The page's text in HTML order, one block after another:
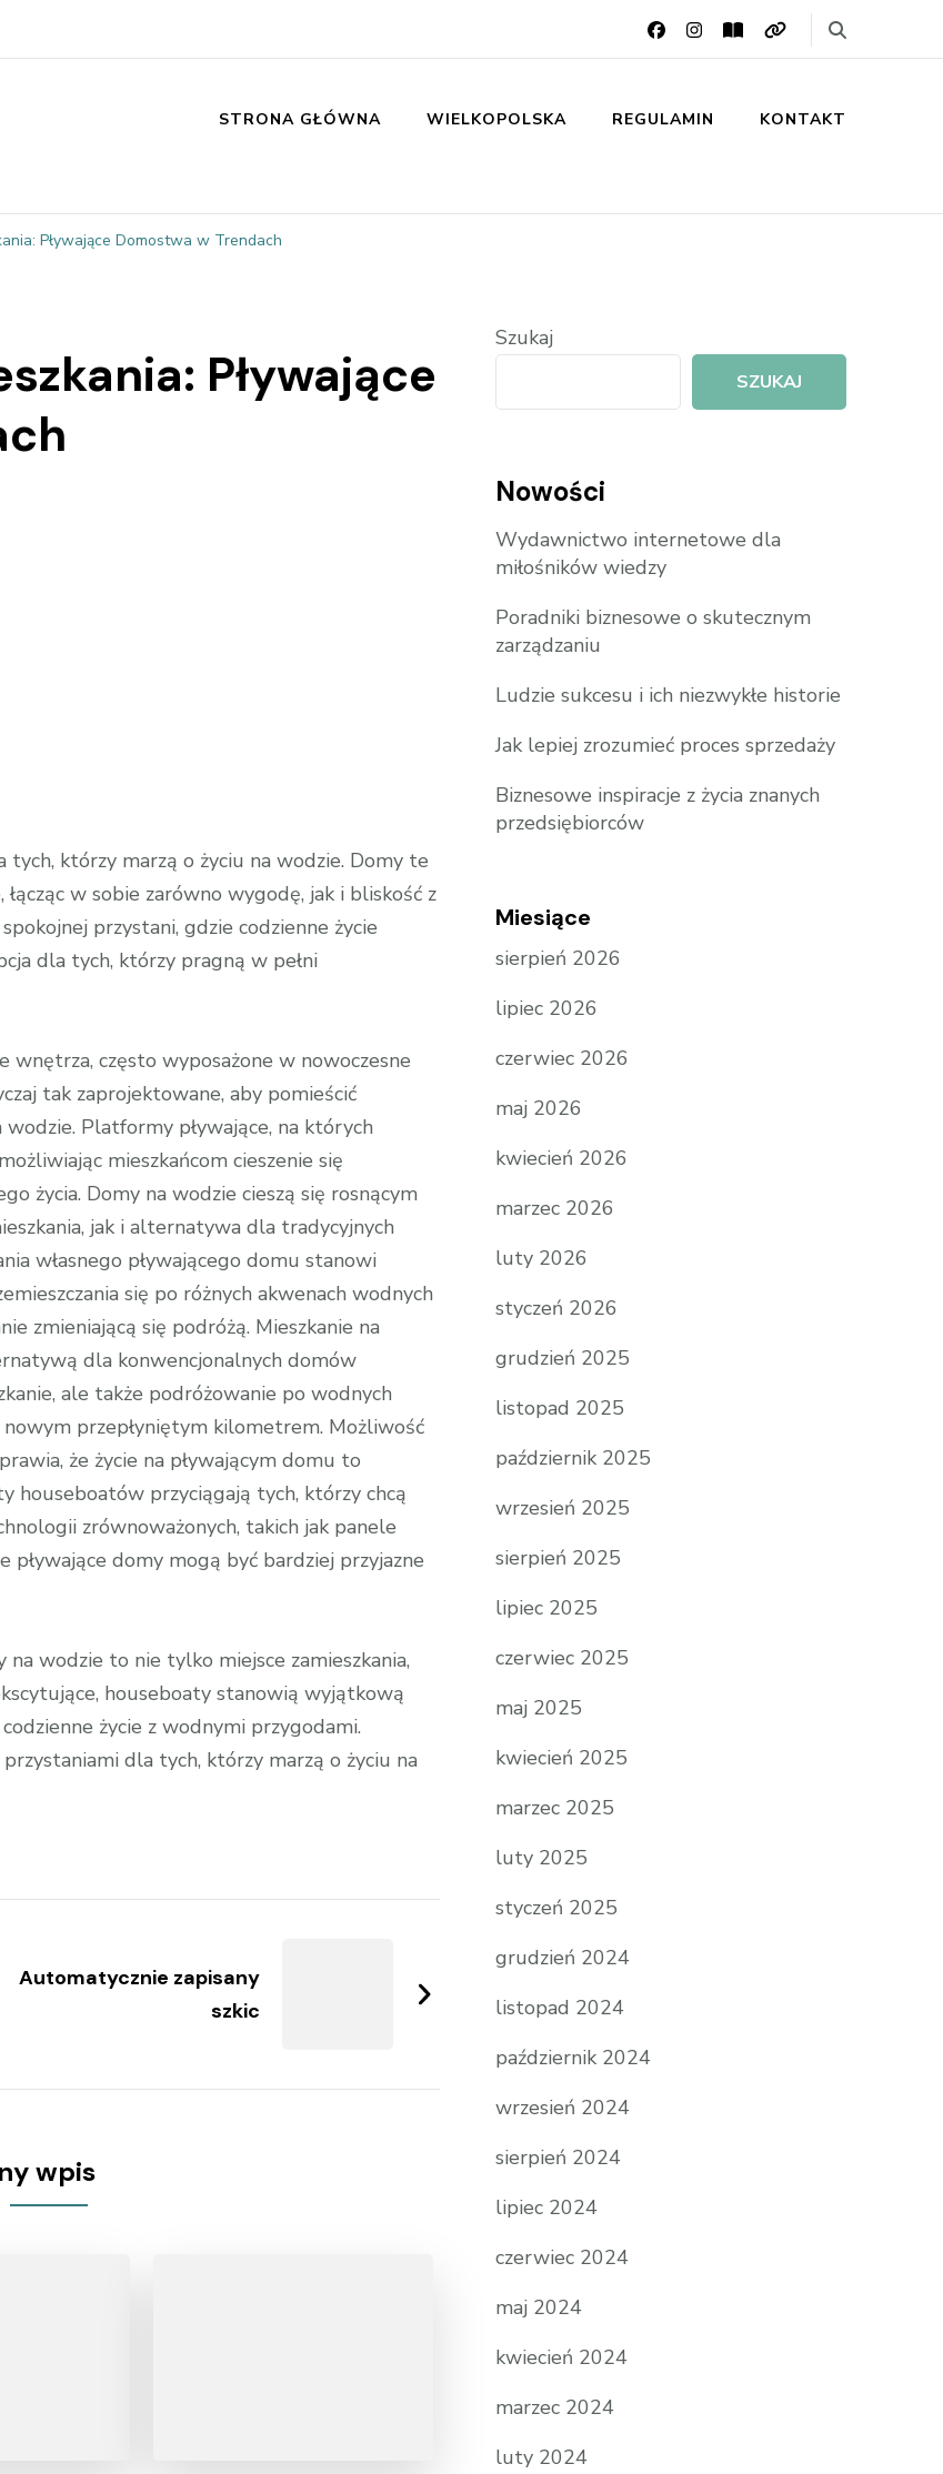
STRONA GŁÓWNA WIELKOPOLSKA REGULAMIN KONTAKT
Pływające Domostwa w Trendach
Pływające
którzy marzą o życiu na wodzie. Domy te
w sobie zarówno wygodę, jak i bliskość z
przystani, gdzie codzienne życie
dla tych, którzy pragną w pełni
często wyposażone w nowoczesne
tak zaprojektowane, aby pomieścić
Platformy pływające, na których
mieszkańcom cieszenie się
życia. Domy na wodzie cieszą się rosnącym
jak i alternatywa dla tradycyjnych
własnego pływającego domu stanowi
się po różnych akwenach wodnych
zmieniającą się podróżą. Mieszkanie na
dla konwencjonalnych domów
ale także podróżowanie po wodnych
nowym przepłyniętym kilometrem. Możliwość
że życie na pływającym domu to
houseboatów przyciągają tych, którzy chcą
zrównoważonych, takich jak panele
pływające domy mogą być bardziej przyjazne
na wodzie to nie tylko miejsce zamieszkania,
houseboaty stanowią wyjątkową
życie z wodnymi przygodami.
dla tych, którzy marzą o życiu na
Automatycznie zapisany
szkic
wpis
Szukaj
SZUKAJ
Nowości
Wydawnictwo internetowe dla
miłośników wiedzy
Poradniki biznesowe o skutecznym
zarządzaniu
Ludzie sukcesu i ich niezwykłe historie
Jak lepiej zrozumieć proces sprzedaży
Biznesowe inspiracje z życia znanych
przedsiębiorców
Miesiące
sierpień 2026
lipiec 2026
czerwiec 2026
maj 2026
kwiecień 2026
marzec 2026
luty 2026
styczeń 2026
grudzień 2025
listopad 2025
październik 2025
wrzesień 2025
sierpień 2025
lipiec 2025
czerwiec 2025
maj 2025
kwiecień 2025
marzec 2025
luty 2025
styczeń 2025
grudzień 2024
listopad 2024
październik 2024
wrzesień 2024
sierpień 2024
lipiec 2024
czerwiec 2024
maj 2024
kwiecień 2024
marzec 2024
luty 2024